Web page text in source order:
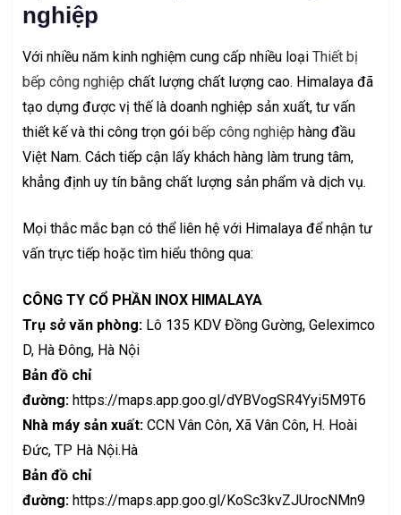
nghiệp
Với nhiều năm kinh nghiệm cung cấp nhiều loại Thiết bị
bếp công nghiệp chất lượng chất lượng cao. Himalaya đã
tạo dựng được vị thế là doanh nghiệp sản xuất, tư vấn
thiết kế và thi công trọn gói bếp công nghiệp hàng đầu
Việt Nam. Cách tiếp cận lấy khách hàng làm trung tâm,
khẳng định uy tín bằng chất lượng sản phẩm và dịch vụ.
Mọi thắc mắc bạn có thể liên hệ với Himalaya để nhận tư
vấn trực tiếp hoặc tìm hiểu thông qua:
CÔNG TY CỔ PHẦN INOX HIMALAYA
Trụ sở văn phòng: Lô 135 KDV Đồng Gường, Geleximco
D, Hà Đông, Hà Nội
Bản đồ chỉ
đường: https://maps.app.goo.gl/dYBVogSR4Yyi5M9T6
Nhà máy sản xuất: CCN Vân Côn, Xã Vân Côn, H. Hoài
Đức, TP Hà Nội.Hà
Bản đồ chỉ
đường: https://maps.app.goo.gl/KoSc3kvZJUrocNMn9